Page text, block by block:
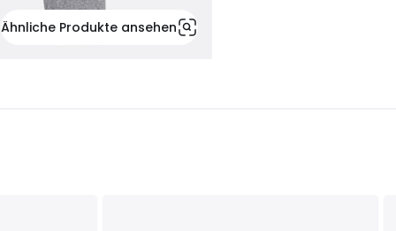
Ähnliche Produkte ansehen